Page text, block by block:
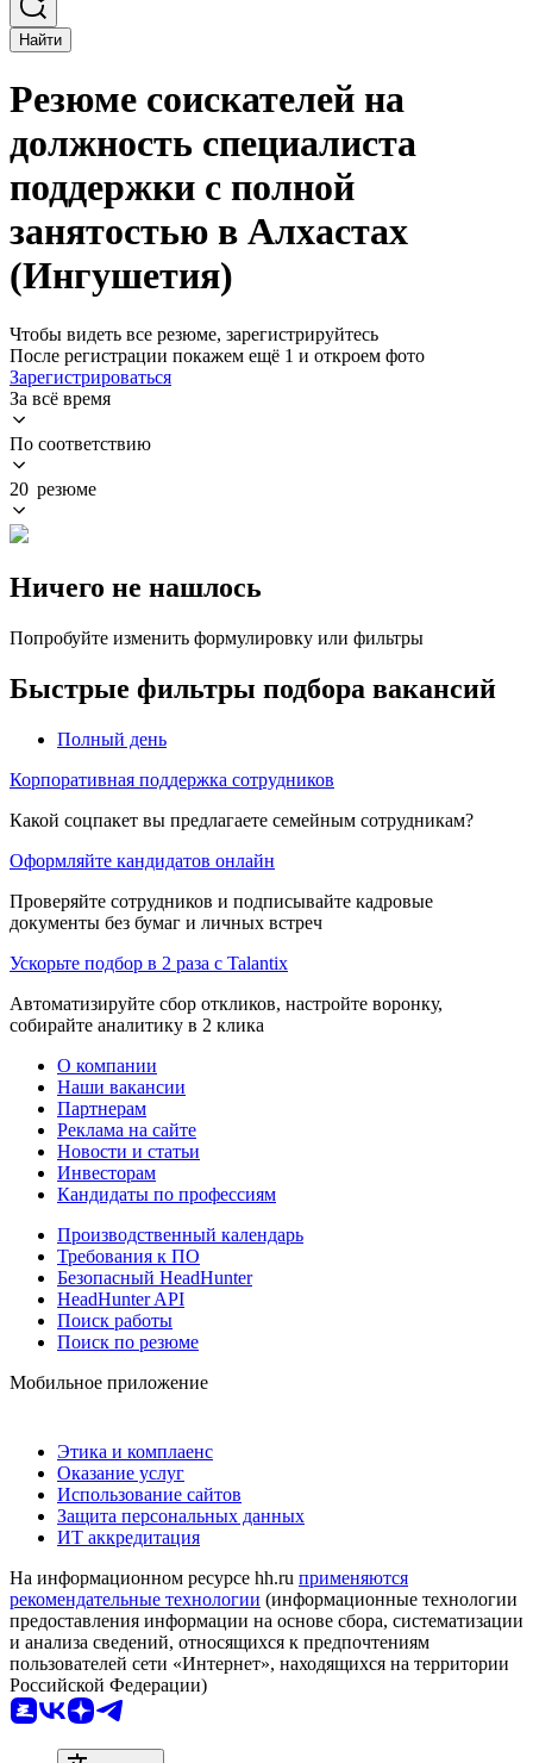
Найти
Резюме соискателей на
должность специалиста
поддержки с полной
занятостью в Алхастах
(Ингушетия)
Чтобы видеть все резюме, зарегистрируйтесь
После регистрации покажем ещё 1 и откроем фото
Зарегистрироваться
За всё время
По соответствию
20 резюме
Ничего не нашлось
Попробуйте изменить формулировку или фильтры
Быстрые фильтры подбора вакансий
Полный день
Корпоративная поддержка сотрудников
Какой соцпакет вы предлагаете семейным сотрудникам?
Оформляйте кандидатов онлайн
Проверяйте сотрудников и подписывайте кадровые
документы без бумаг и личных встреч
Ускорьте подбор в 2 раза с Talantix
Автоматизируйте сбор откликов, настройте воронку,
собирайте аналитику в 2 клика
О компании
Наши вакансии
Партнерам
Реклама на сайте
Новости и статьи
Инвесторам
Кандидаты по профессиям
Производственный календарь
Требования к ПО
Безопасный HeadHunter
HeadHunter API
Поиск работы
Поиск по резюме
Мобильное приложение
Этика и комплаенс
Оказание услуг
Использование сайтов
Защита персональных данных
ИТ аккредитация
На информационном ресурсе hh.ru применяются
рекомендательные технологии (информационные технологии
предоставления информации на основе сбора, систематизации
и анализа сведений, относящихся к предпочтениям
пользователей сети «Интернет», находящихся на территории
Российской Федерации)